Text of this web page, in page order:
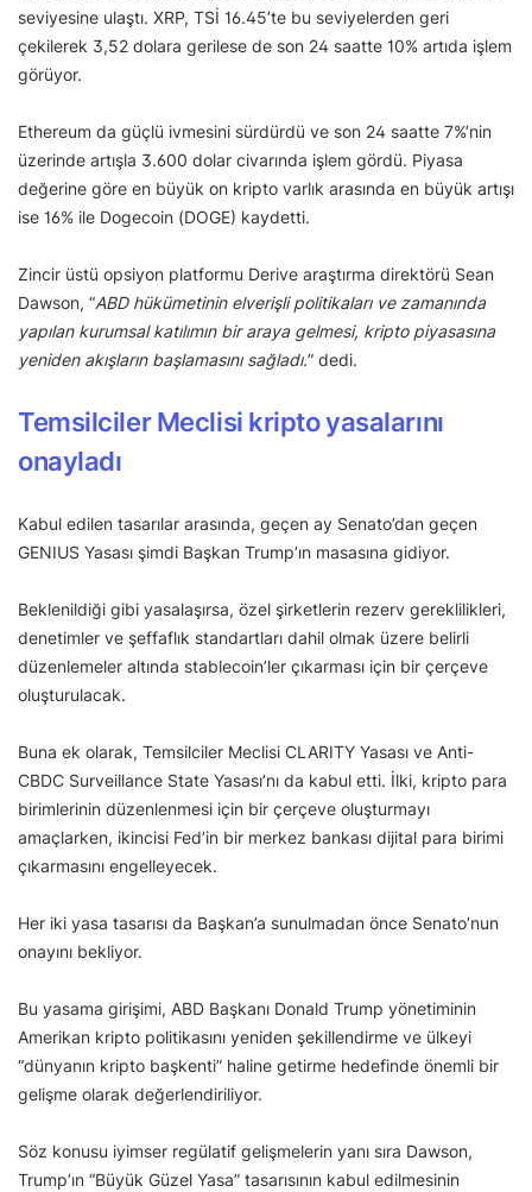
seviyesine ulaştı. XRP, TSİ 16.45’te bu seviyelerden geri
çekilerek 3,52 dolara gerilese de son 24 saatte 10% artıda işlem
görüyor.
Ethereum da güçlü ivmesini sürdürdü ve son 24 saatte 7%’nin
üzerinde artışla 3.600 dolar civarında işlem gördü. Piyasa
değerine göre en büyük on kripto varlık arasında en büyük artışı
ise 16% ile Dogecoin (DOGE) kaydetti.
Zincir üstü opsiyon platformu Derive araştırma direktörü Sean
Dawson, “ABD hükümetinin elverişli politikaları ve zamanında
yapılan kurumsal katılımın bir araya gelmesi, kripto piyasasına
yeniden akışların başlamasını sağladı.” dedi.
Temsilciler Meclisi kripto yasalarını
onayladı
Kabul edilen tasarılar arasında, geçen ay Senato’dan geçen
GENIUS Yasası şimdi Başkan Trump’ın masasına gidiyor.
Beklenildiği gibi yasalaşırsa, özel şirketlerin rezerv gereklilikleri,
denetimler ve şeffaflık standartları dahil olmak üzere belirli
düzenlemeler altında stablecoin’ler çıkarması için bir çerçeve
oluşturulacak.
Buna ek olarak, Temsilciler Meclisi CLARITY Yasası ve Anti-
CBDC Surveillance State Yasası’nı da kabul etti. İlki, kripto para
birimlerinin düzenlenmesi için bir çerçeve oluşturmayı
amaçlarken, ikincisi Fed’in bir merkez bankası dijital para birimi
çıkarmasını engelleyecek.
Her iki yasa tasarısı da Başkan’a sunulmadan önce Senato’nun
onayını bekliyor.
Bu yasama girişimi, ABD Başkanı Donald Trump yönetiminin
Amerikan kripto politikasını yeniden şekillendirme ve ülkeyi
“dünyanın kripto başkenti” haline getirme hedefinde önemli bir
gelişme olarak değerlendiriliyor.
Söz konusu iyimser regülatif gelişmelerin yanı sıra Dawson,
Trump’ın “Büyük Güzel Yasa” tasarısının kabul edilmesinin